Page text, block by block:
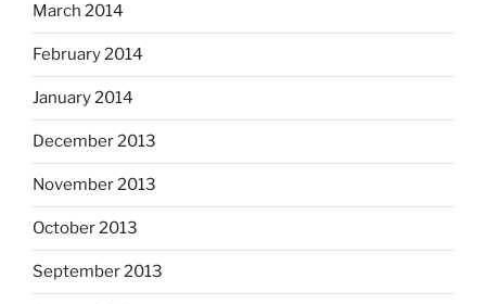
March 2014
February 2014
January 2014
December 2013
November 2013
October 2013
September 2013